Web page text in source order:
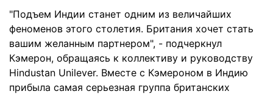
"Подъем Индии станет одним из величайших
феноменов этого столетия. Британия хочет стать
вашим желанным партнером", - подчеркнул
Кэмерон, обращаясь к коллективу и руководству
Hindustan Unilever. Вместе с Кэмероном в Индию
прибыла самая серьезная группа британских